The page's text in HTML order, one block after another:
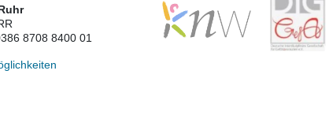
8708 8400 01